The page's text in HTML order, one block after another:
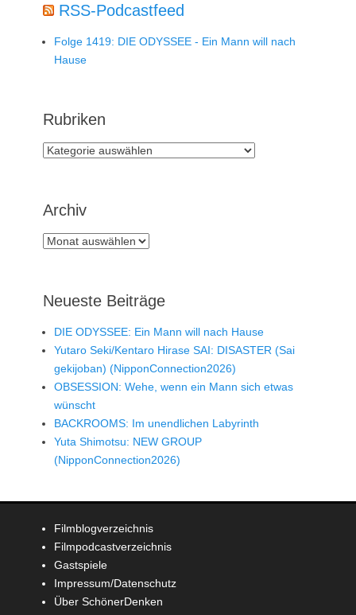
RSS-Podcastfeed
Folge 1419: DIE ODYSSEE - Ein Mann will nach
Hause
Rubriken
Rubriken
Archiv
Archiv
Neueste Beiträge
DIE ODYSSEE: Ein Mann will nach Hause
Yutaro Seki/Kentaro Hirase SAI: DISASTER (Sai
gekijoban) (NipponConnection2026)
OBSESSION: Wehe, wenn ein Mann sich etwas
wünscht
BACKROOMS: Im unendlichen Labyrinth
Yuta Shimotsu: NEW GROUP
(NipponConnection2026)
Filmblogverzeichnis
Filmpodcastverzeichnis
Gastspiele
Impressum/Datenschutz
Über SchönerDenken